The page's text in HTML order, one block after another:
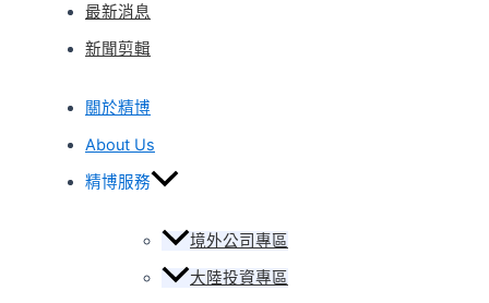
最新消息
新聞剪輯
關於精博
About Us
精博服務
境外公司專區
大陸投資專區